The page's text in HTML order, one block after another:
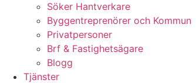
Söker Hantverkare
Byggentreprenörer och Kommun
Privatpersoner
Brf & Fastighetsägare
Blogg
Tjänster